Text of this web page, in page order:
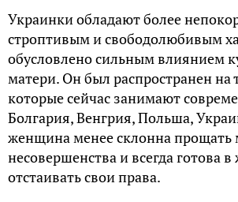
Украинки обладают более
строптивым и свободолюбивым
обусловлено сильным влиянием
матери. Он был распространен на
которые сейчас занимают
Болгария, Венгрия, Польша,
женщина менее склонна прощать
несовершенства и всегда готова
отстаивать свои права.